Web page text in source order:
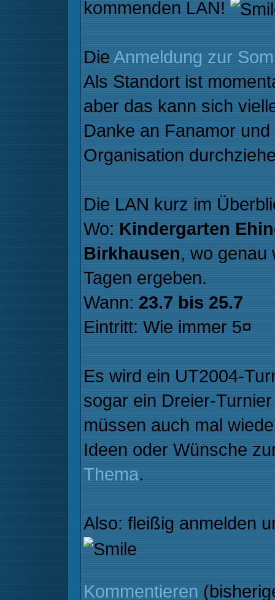
kommenden LAN!
Die Anmeldung zur
Als Standort ist
aber das kann sich
Danke an Fanamor
Organisation
Die LAN kurz im
Wo: Kindergarten
Birkhausen, wo genau
Tagen ergeben.
Wann: 23.7 bis 25.7
Eintritt: Wie immer 5¤
Es wird ein UT2004-
sogar ein Dreier-
müssen auch mal
Ideen oder Wünsche
Thema.
Also: fleißig anmelden
Kommentieren